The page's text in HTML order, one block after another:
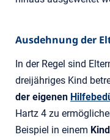
Ausdehnung der
In der Regel sind
dreijähriges Kind
der eigenen
Hartz 4 zu
Beispiel in einem